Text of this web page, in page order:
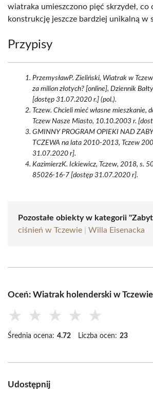
wiatraka umieszczono pięć skrzydeł, co
konstrukcję jeszcze bardziej unikalną w
Przypisy
PrzemysławP. Zieliński, Wiatrak w
za milion złotych? [online], Dziennik
[dostęp 31.07.2020 r.] (pol.).
Tczew. Chcieli mieć własne mieszkanie,
Tczew Nasze Miasto, 10.10.2003 r.
GMINNY PROGRAM OPIEKI NAD
TCZEWA na lata 2010-2013, Tczew
31.07.2020 r].
KazimierzK. Ickiewicz, Tczew, 2018, s.
85026-16-7 [dostęp 31.07.2020 r].
Pozostałe obiekty w kategorii
ciśnień w Tczewie
Willa Eisenacka
Oceń: Wiatrak holenderski w Tczewie
★ ★ ★ ★ ★
Średnia ocena: 4.72 Liczba ocen: 23
Udostępnij